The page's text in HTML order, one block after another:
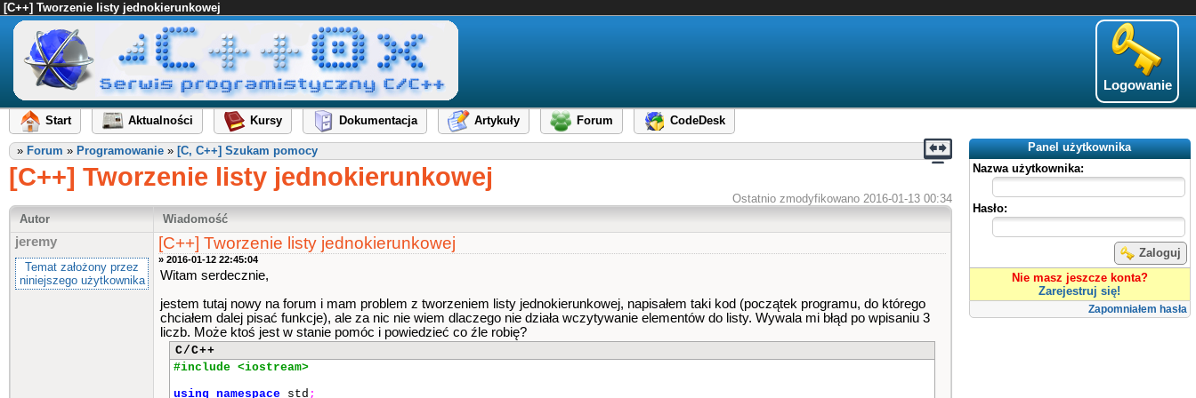
[C++] Tworzenie listy jednokierunkowej
Logowanie
Start Aktualności Kursy Dokumentacja Artykuły Forum
CodeDesk
Panel użytkownika
Nazwa użytkownika:
Hasło:
Zaloguj
Nie masz jeszcze konta?
Zarejestruj się!
Zapomniałem hasła
» Forum » Programowanie » [C, C++] Szukam pomocy
[C++] Tworzenie listy jednokierunkowej
Ostatnio zmodyfikowano 2016-01-13 00:34
Autor
Wiadomość
jeremy
Temat założony przez
niniejszego użytkownika
[C++] Tworzenie listy jednokierunkowej
» 2016-01-12 22:45:04
Witam serdecznie,
jestem tutaj nowy na forum i mam problem z tworzeniem listy jednokierunkowej, napisałem taki kod (początek programu, do którego
chciałem dalej pisać funkcje), ale za nic nie wiem dlaczego nie działa wczytywanie elementów do listy. Wywala mi błąd po wpisaniu 3
liczb. Może ktoś jest w stanie pomóc i powiedzieć co źle robię?
C/C++
#include <iostream>
using namespace std ;